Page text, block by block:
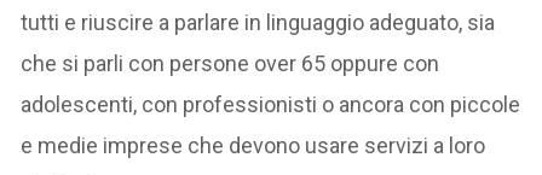
tutti e riuscire a parlare in linguaggio adeguato, sia
che si parli con persone over 65 oppure con
adolescenti, con professionisti o ancora con piccole
e medie imprese che devono usare servizi a loro